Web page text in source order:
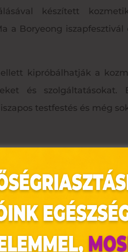
készített
a Boryeong
kipróbálhatják a
és szolgáltatásokat.
testfestés és még
amit minden év
Van, akik szerin a
ered az ötlet, de akad,
tanácsosok iránt.
betiltották, de
volt, a zenekarok pedig